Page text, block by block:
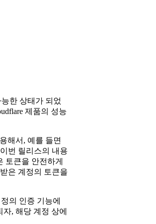
한 상태가 되었
제품의 성능
해서, 예를 들면
번 릴리스의 내용
토큰을 안전하게
은 계정의 토큰을
의 인증 기능에
, 해당 계정 상에